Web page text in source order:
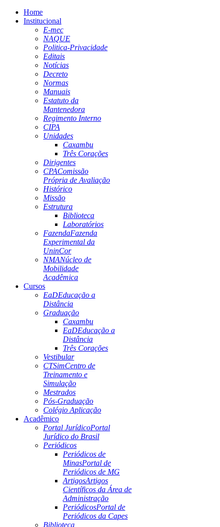
Home
Institucional
E-mec
NAQUE
Politica-Privacidade
Editais
Notícias
Decreto
Normas
Manuais
Estatuto da
Mantenedora
Regimento Interno
CIPA
Unidades
Caxambu
Três Corações
Dirigentes
CPAComissão
Própria de Avaliação
Histórico
Missão
Estrutura
Biblioteca
Laboratórios
FazendaFazenda
Experimental da
UninCor
NMANúcleo de
Mobilidade
Acadêmica
Cursos
EaDEducação a
Distância
Graduação
Caxambu
EaDEducação a
Distância
Três Corações
Vestibular
CTSimCentro de
Treinamento e
Simulação
Mestrados
Pós-Graduação
Colégio Aplicação
Acadêmico
Portal JurídicoPortal
Jurídico do Brasil
Periódicos
Periódicos de
MinasPortal de
Periódicos de MG
ArtigosArtigos
Científicos da Área de
Administração
PeriódicosPortal de
Periódicos da Capes
Biblioteca